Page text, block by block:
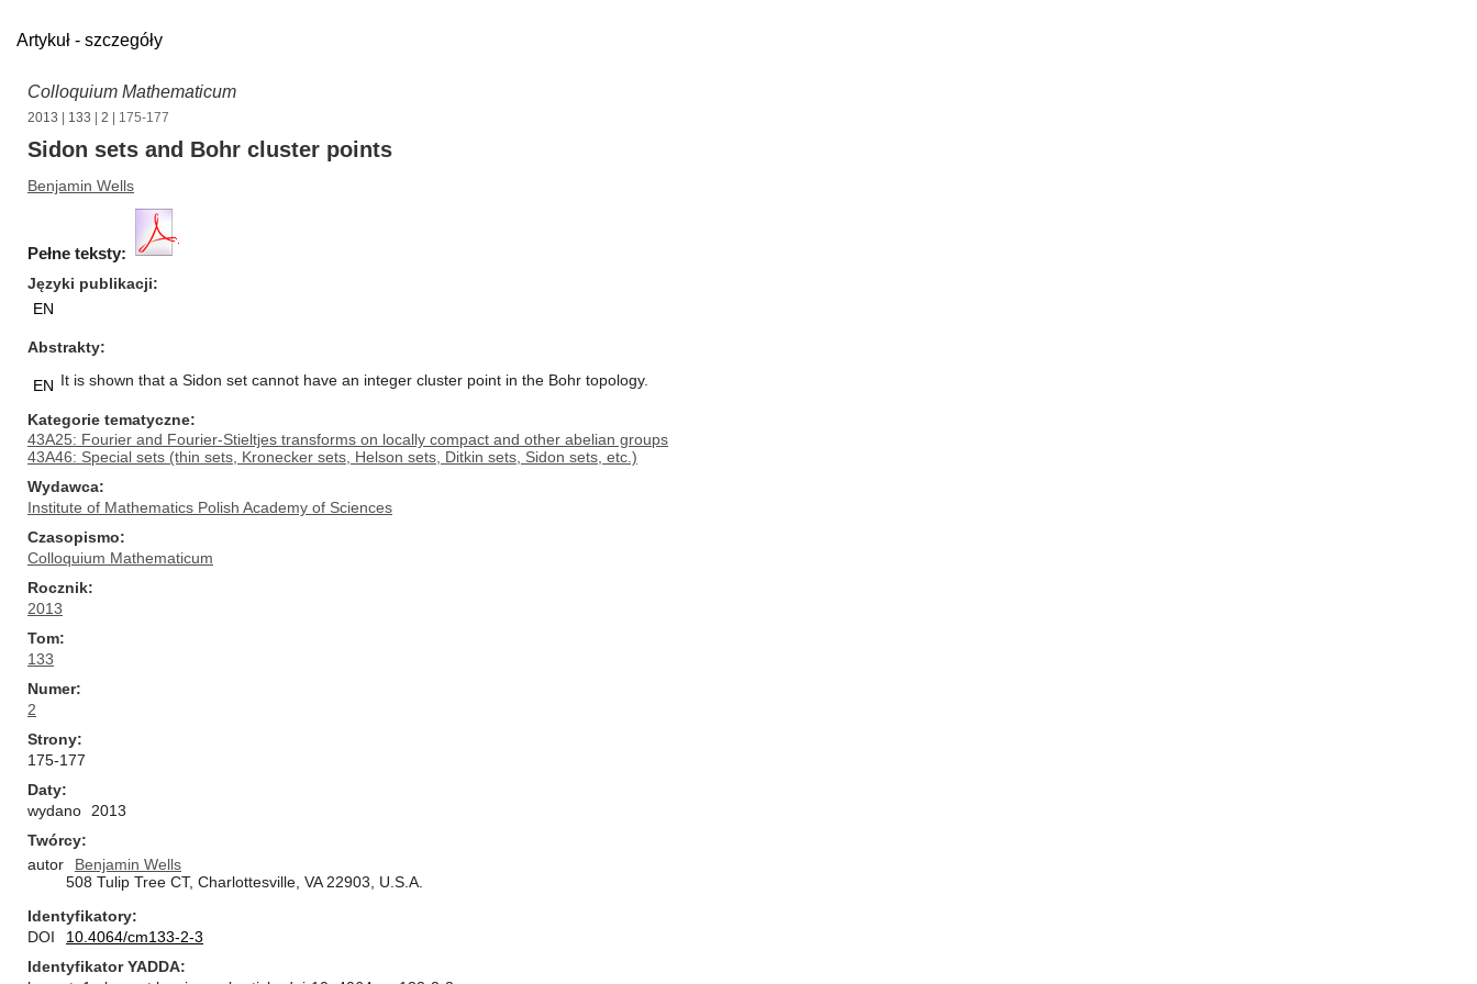
Artykuł - szczegóły
Colloquium Mathematicum
2013 133 2 | 175-177
Sidon sets and Bohr cluster points
Benjamin Wells
Pełne teksty:
Języki publikacji
EN
Abstrakty
EN It is shown that a Sidon set cannot have an integer cluster point in the Bohr topology.
Kategorie tematyczne
43A25: Fourier and Fourier-Stieltjes transforms on locally compact and other abelian groups
43A46: Special sets (thin sets, Kronecker sets, Helson sets, Ditkin sets, Sidon sets, etc.)
Wydawca
Institute of Mathematics Polish Academy of Sciences
Czasopismo
Colloquium Mathematicum
Rocznik
2013
Tom
133
Numer
2
Strony
175-177
Daty
wydano
2013
Twórcy
autor
Benjamin Wells
508 Tulip Tree CT, Charlottesville, VA 22903, U.S.A.
Identyfikatory
DOI
10.4064/cm133-2-3
Identyfikator YADDA